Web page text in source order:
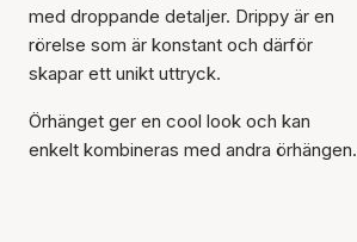
med droppande detaljer. Drippy är en
rörelse som är konstant och därför
skapar ett unikt uttryck.
Örhänget ger en cool look och kan
enkelt kombineras med andra örhängen.